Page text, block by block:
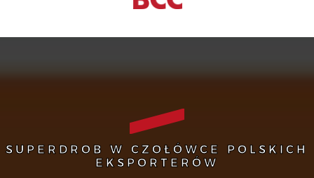
SUPERDROB W CZOŁÓWCE POLSKICH
EKSPORTERÓW